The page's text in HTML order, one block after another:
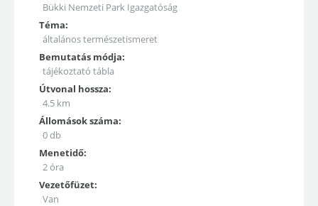
Bükki Nemzeti Park Igazgatóság
Téma:
általános természetismeret
Bemutatás módja:
tájékoztató tábla
Útvonal hossza:
4.5 km
Állomások száma:
0 db
Menetidő:
2 óra
Vezetőfüzet:
Van